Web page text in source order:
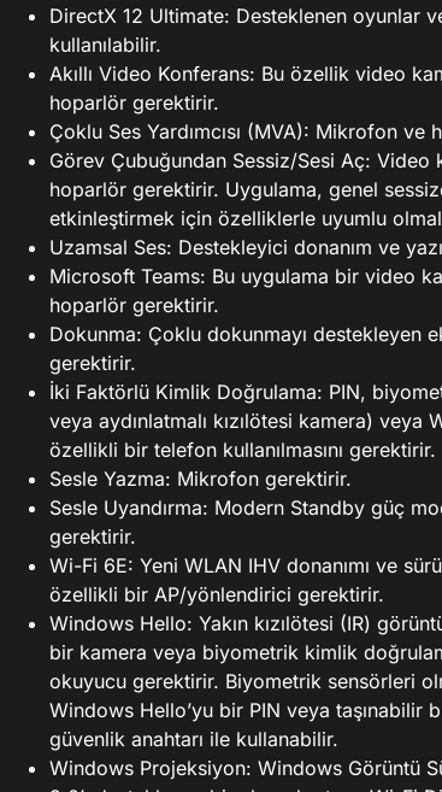
DirectX 12 Ultimate: Desteklenen oyunlar
kullanılabilir.
Akıllı Video Konferans: Bu özellik video
hoparlör gerektirir.
Çoklu Ses Yardımcısı (MVA): Mikrofon ve
Görev Çubuğundan Sessiz/Sesi Aç:
hoparlör gerektirir. Uygulama, genel
etkinleştirmek için özelliklerle uyumlu
Uzamsal Ses: Destekleyici donanım ve
Microsoft Teams: Bu uygulama bir video
hoparlör gerektirir.
Dokunma: Çoklu dokunmayı destekleyen
gerektirir.
İki Faktörlü Kimlik Doğrulama: PIN,
veya aydınlatmalı kızılötesi kamera) veya
özellikli bir telefon kullanılmasını gerektirir.
Sesle Yazma: Mikrofon gerektirir.
Sesle Uyandırma: Modern Standby güç
gerektirir.
Wi-Fi 6E: Yeni WLAN IHV donanımı ve
özellikli bir AP/yönlendirici gerektirir.
Windows Hello: Yakın kızılötesi (IR)
bir kamera veya biyometrik kimlik
okuyucu gerektirir. Biyometrik sensörleri
Windows Hello’yu bir PIN veya taşınabilir
güvenlik anahtarı ile kullanabilir.
Windows Projeksiyon: Windows Görüntü